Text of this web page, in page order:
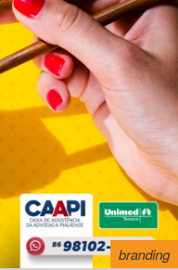
branding